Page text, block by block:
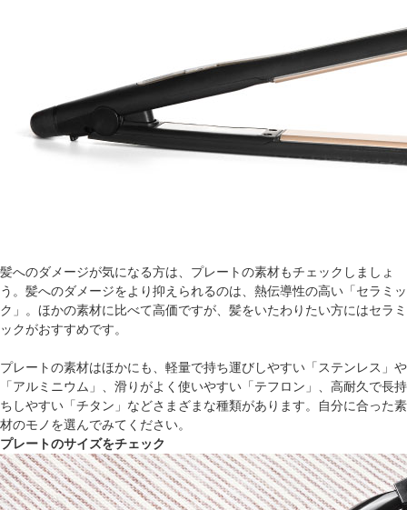
髪へのダメージが気になる方は、プレートの素材もチェックしましょ
う。髪へのダメージをより抑えられるのは、熱伝導性の高い「セラミッ
ク」。ほかの素材に比べて高価ですが、髪をいたわりたい方にはセラミ
ックがおすすめです。
プレートの素材はほかにも、軽量で持ち運びしやすい「ステンレス」や
「アルミニウム」、滑りがよく使いやすい「テフロン」、高耐久で長持
ちしやすい「チタン」などさまざまな種類があります。自分に合った素
材のモノを選んでみてください。
プレートのサイズをチェック